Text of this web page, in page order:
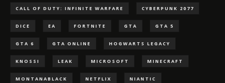
CALL OF DUTY: INFINITE WARFARE CYBERPUNK 2077
DICE EA FORTNITE GTA GTA 5
GTA 6 GTA ONLINE HOGWARTS LEGACY
KNOSSI LEAK MICROSOFT MINECRAFT
MONTANABLACK NETFLIX NIANTIC